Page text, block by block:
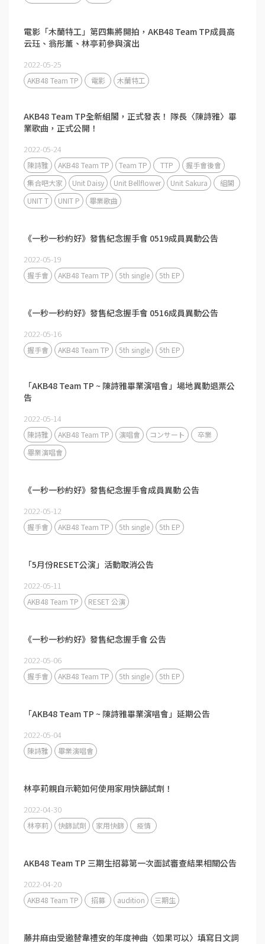
電影「木蘭特工」第四集將開拍，AKB48 Team TP成員⁣高
云珏、翁彤薰、林亭莉參與演出
2022-05-25
AKB48 Team TP 電影 木蘭特工
AKB48 Team TP全新組閣，正式發表！ 隊長〈陳詩雅〉畢
業歌曲，正式公開！
2022-05-24
陳詩雅 AKB48 Team TP Team TP TTP
握手會後會
集合吧大家
Unit Daisy Unit Bellflower Unit Sakura
組閣
UNIT T
UNIT P 畢業歌曲
《一秒一秒約好》發售紀念握手會 0519成員異動公告
2022-05-19
握手會 AKB48 Team TP 5th single 5th EP
《一秒一秒約好》發售紀念握手會 0516成員異動公告
2022-05-16
握手會 AKB48 Team TP 5th single 5th EP
「AKB48 Team TP ~ 陳詩雅畢業演唱會」場地異動退票公
告
2022-05-14
陳詩雅 AKB48 Team TP 演唱會 コンサート
卒業
畢業演唱會
《一秒一秒約好》發售紀念握手會成員異動 公告
2022-05-12
握手會 AKB48 Team TP 5th single 5th EP
「5月份RESET公演」活動取消公告
2022-05-11
AKB48 Team TP RESET 公演
《一秒一秒約好》發售紀念握手會 公告
2022-05-06
握手會 AKB48 Team TP 5th single 5th EP
「AKB48 Team TP ~ 陳詩雅畢業演唱會」延期公告
2022-05-04
陳詩雅 畢業演唱會
林亭莉親自示範如何使用家用快篩試劑！
2022-04-30
林亭莉 快篩試劑 家用快篩 疫情
AKB48 Team TP 三期生招募第一次面試審查結果相關公告
2022-04-20
AKB48 Team TP 招募 audition 三期生
藤井麻由受邀替韋禮安的年度神曲〈如果可以〉填寫日文詞